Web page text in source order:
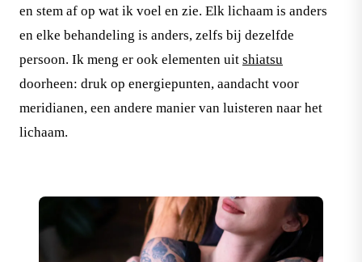
en stem af op wat ik voel en zie. Elk lichaam is anders
en elke behandeling is anders, zelfs bij dezelfde
persoon. Ik meng er ook elementen uit shiatsu
doorheen: druk op energiepunten, aandacht voor
meridianen, een andere manier van luisteren naar het
lichaam.